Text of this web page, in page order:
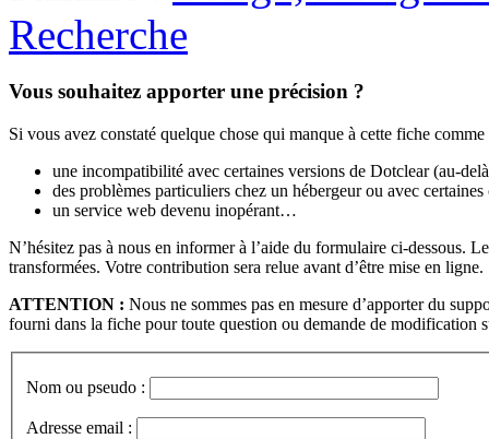
Recherche
Vous souhaitez apporter une précision ?
Si vous avez constaté quelque chose qui manque à cette fiche comme
une incompatibilité avec certaines versions de Dotclear (au-
des problèmes particuliers chez un hébergeur ou avec
un service web devenu inopérant…
N’hésitez pas à nous en informer à l’aide du formulaire ci-dessous.
transformées. Votre contribution sera relue avant d’être mise en ligne.
ATTENTION : Nous ne sommes pas en mesure d’apporter du
fourni dans la fiche pour toute question ou demande de modification
Nom ou pseudo :
Adresse email :